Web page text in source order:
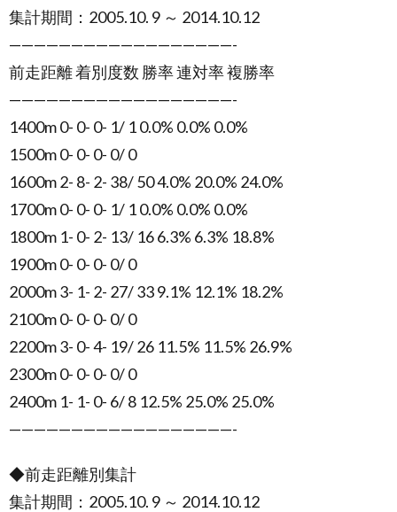
集計期間：2005.10. 9 ～ 2014.10.12
——————————————————-
前走距離 着別度数 勝率 連対率 複勝率
——————————————————-
1400m 0- 0- 0- 1/ 1 0.0% 0.0% 0.0%
1500m 0- 0- 0- 0/ 0
1600m 2- 8- 2- 38/ 50 4.0% 20.0% 24.0%
1700m 0- 0- 0- 1/ 1 0.0% 0.0% 0.0%
1800m 1- 0- 2- 13/ 16 6.3% 6.3% 18.8%
1900m 0- 0- 0- 0/ 0
2000m 3- 1- 2- 27/ 33 9.1% 12.1% 18.2%
2100m 0- 0- 0- 0/ 0
2200m 3- 0- 4- 19/ 26 11.5% 11.5% 26.9%
2300m 0- 0- 0- 0/ 0
2400m 1- 1- 0- 6/ 8 12.5% 25.0% 25.0%
——————————————————-
◆前走距離別集計
集計期間：2005.10. 9 ～ 2014.10.12